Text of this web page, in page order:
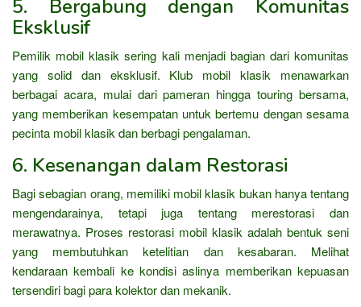
5. Bergabung dengan Komunitas
Eksklusif
Pemilik mobil klasik sering kali menjadi bagian dari komunitas
yang solid dan eksklusif. Klub mobil klasik menawarkan
berbagai acara, mulai dari pameran hingga touring bersama,
yang memberikan kesempatan untuk bertemu dengan sesama
pecinta mobil klasik dan berbagi pengalaman.
6. Kesenangan dalam Restorasi
Bagi sebagian orang, memiliki mobil klasik bukan hanya tentang
mengendarainya, tetapi juga tentang merestorasi dan
merawatnya. Proses restorasi mobil klasik adalah bentuk seni
yang membutuhkan ketelitian dan kesabaran. Melihat
kendaraan kembali ke kondisi aslinya memberikan kepuasan
tersendiri bagi para kolektor dan mekanik.